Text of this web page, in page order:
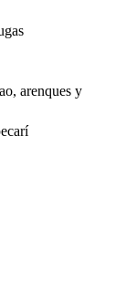
arenques y